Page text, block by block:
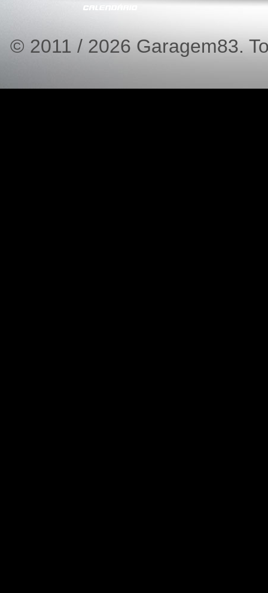
CALENDÁRIO
© 2011 / 2026 Garagem83.